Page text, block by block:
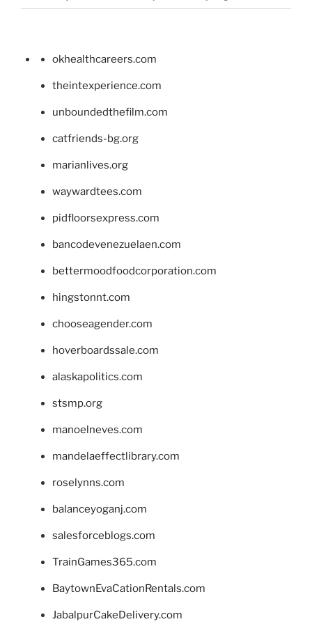
okhealthcareers.com
theintexperience.com
unboundedthefilm.com
catfriends-bg.org
marianlives.org
waywardtees.com
pidfloorsexpress.com
bancodevenezuelaen.com
bettermoodfoodcorporation.com
hingstonnt.com
chooseagender.com
hoverboardssale.com
alaskapolitics.com
stsmp.org
manoelneves.com
mandelaeffectlibrary.com
roselynns.com
balanceyoganj.com
salesforceblogs.com
TrainGames365.com
BaytownEvaCationRentals.com
JabalpurCakeDelivery.com